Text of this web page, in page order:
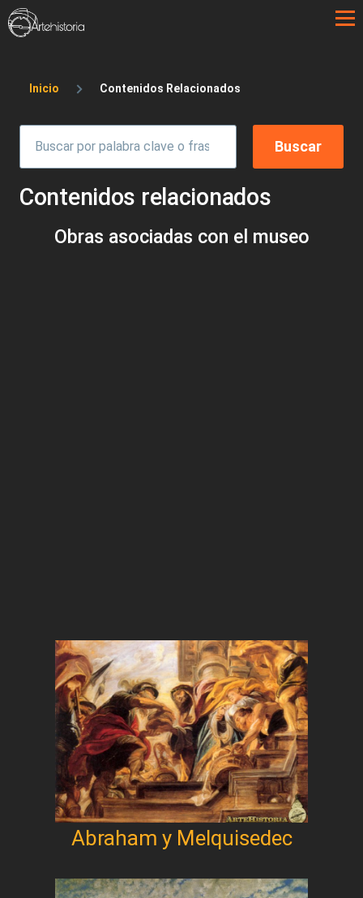
Pasar al contenido principal
Sobrescribir enlaces de ayuda a la
Inicio Contenidos Relacionados
Contenidos relacionados
Obras asociadas con el museo
Abraham y Melquisedec